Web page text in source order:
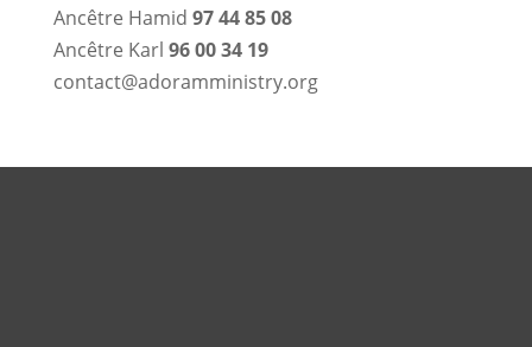
Ancêtre Hamid 97 44 85 08
Ancêtre Karl 96 00 34 19
contact@adoramministry.org